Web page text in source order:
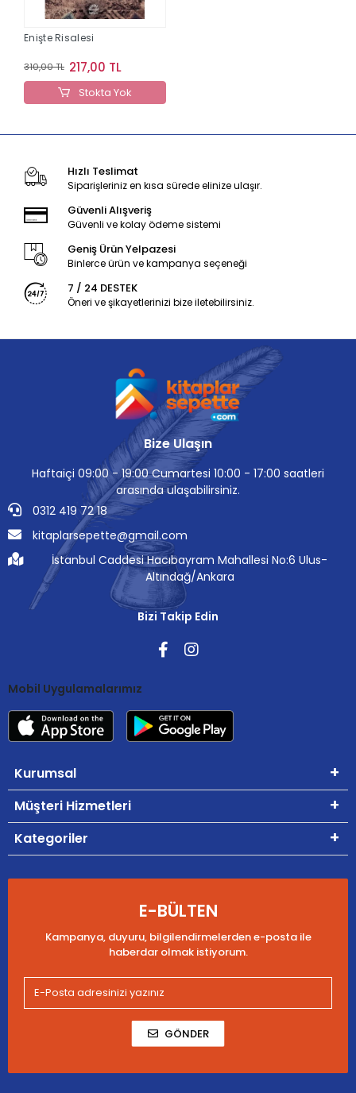
Enişte Risalesi
310,00 TL 217,00 TL
Stokta Yok
Hızlı Teslimat
Siparişleriniz en kısa sürede elinize ulaşır.
Güvenli Alışveriş
Güvenli ve kolay ödeme sistemi
Geniş Ürün Yelpazesi
Binlerce ürün ve kampanya seçeneği
7 / 24 DESTEK
Öneri ve şikayetlerinizi bize iletebilirsiniz.
Bize Ulaşın
Haftaiçi 09:00 - 19:00 Cumartesi 10:00 - 17:00 saatleri
arasında ulaşabilirsiniz.
0312 419 72 18
kitaplarsepette@gmail.com
İstanbul Caddesi Hacıbayram Mahallesi No:6 Ulus-
Altındağ/Ankara
Bizi Takip Edin
Mobil Uygulamalarımız
Kurumsal
Müşteri Hizmetleri
Kategoriler
E-BÜLTEN
Kampanya, duyuru, bilgilendirmelerden e-posta ile
haberdar olmak istiyorum.
GÖNDER